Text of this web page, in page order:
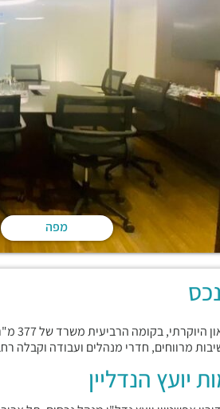
מפה
מרווחים, חדרי מנהלים ועבודה
יועץ הנדליין